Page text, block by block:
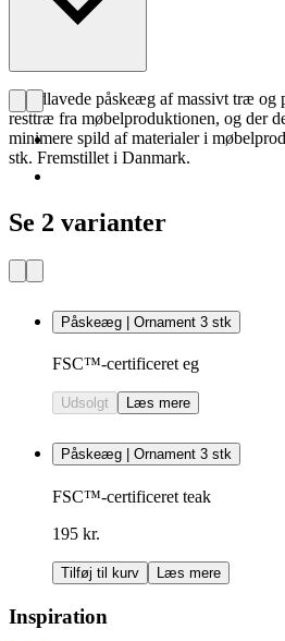
Håndlavede påskeæg af massivt træ og
resttræ fra møbelproduktionen, og der
minimere spild af materialer i
stk. Fremstillet i Danmark.
Se 2 varianter
Påskeæg | Ornament 3 stk
FSC™-certificeret eg
Udsolgt Læs mere
Påskeæg | Ornament 3 stk
FSC™-certificeret teak
195 kr.
Tilføj til kurv Læs mere
Inspiration